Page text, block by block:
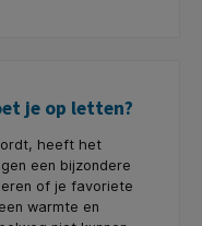
je op letten?
heeft het
een bijzondere
of je favoriete
warmte en